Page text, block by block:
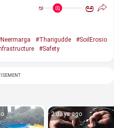
ಅ ಅ
#Tharigudde
#SoilErosio
#Safety
2 days ago